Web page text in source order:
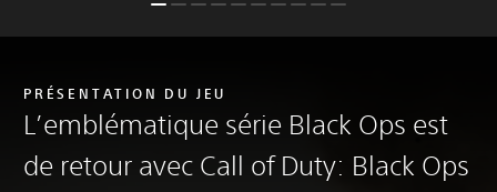
PRÉSENTATION DU JEU
L’emblématique série Black Ops est
de retour avec Call of Duty: Black Ops